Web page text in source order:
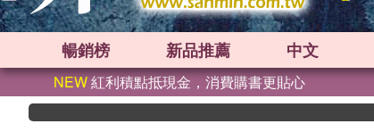
暢銷榜 新品推薦 中文
NEW紅利積點抵現金，消費購書更貼心